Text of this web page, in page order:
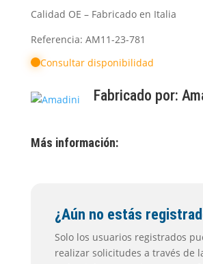
Calidad OE – Fabricado en Italia
Referencia: AM11-23-781
Consultar disponibilidad
Fabricado por:
Más información:
¿Aún no estás
Solo los usuarios registrados
realizar solicitudes a través de